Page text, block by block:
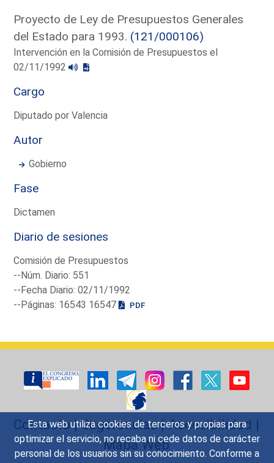
Esta web utiliza cookies de terceros y propias para
optimizar el servicio, no recaba ni cede datos de carácter
personal de los usuarios sin su conocimiento. Conforme a
Proyecto de Ley de Presupuestos Generales
del Estado para 1993. (121/000106)
Intervención en la Comisión de Presupuestos el
02/11/1992
Cargo
Diputado por Valencia
Autor
Gobierno
Fase
Dictamen
Diario de sesiones
Comisión de Presupuestos
--Núm. Diario: 551
--Fecha Diario: 02/11/1992
--Páginas: 16543 16547
PDF
Contacto|Sugerencias|Accesibilidad |
Mapa Web